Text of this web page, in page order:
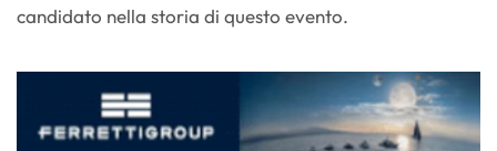
candidato nella storia di questo evento.